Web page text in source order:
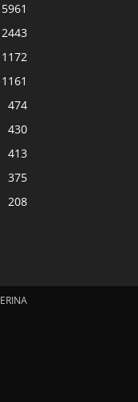
5961
2443
1172
1161
474
430
413
375
208